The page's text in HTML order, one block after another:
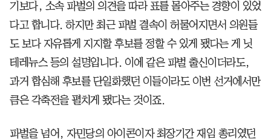
기보다, 소속 파벌의 의견을 따라 표를 몰아주는 경향이 있었
다고 합니다. 하지만 최근 파벌 결속이 허물어지면서 의원들
도 보다 자유롭게 지지할 후보를 정할 수 있게 됐다는 게 닛
테레뉴스 등의 설명입니다. 이에 같은 파벌 출신이더라도,
과거 합심해 후보를 단일화했던 이들이라도 이번 선거에서만
큼은 각축전을 펼치게 됐다는 것이죠.
파벌을 넘어, 자민당의 아이콘이자 최장기간 재임 총리였던